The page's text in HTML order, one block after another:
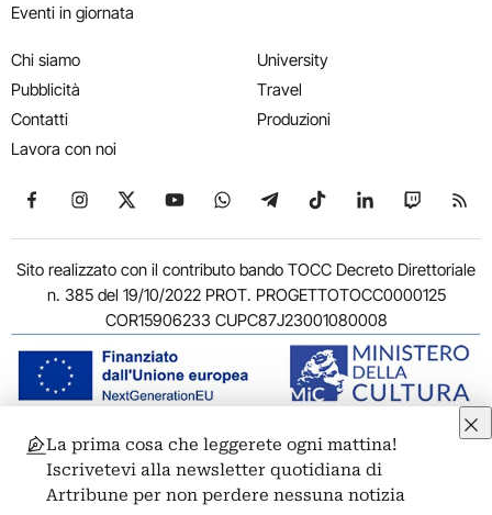
Eventi in giornata
Chi siamo
Pubblicità
Contatti
Lavora con noi
University
Travel
Produzioni
Seguici su Facebook
Seguici su Instagram
Seguici su X
Seguici su YouTube
Seguici su WhatsApp
Seguici su Telegram
Seguici su TikTok
Seguici su
Seguici
Sito realizzato con il contributo bando TOCC Decreto Direttoriale
n. 385 del 19/10/2022 PROT. PROGETTOTOCC0000125
COR15906233 CUPC87J23001080008
© 2011-2026 ARTRIBUNE srl – Corso Vittorio Emanuele II, 287 –
00186 Roma - P.I. 11381581005
Privacy: Responsabile della protezione dei dati personali
La prima cosa che leggerete ogni mattina!
Iscrivetevi alla newsletter quotidiana di
Artribune per non perdere nessuna notizia